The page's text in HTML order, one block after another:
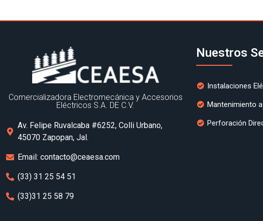
Comercializadora Electromecánica y Accesorios
Eléctricos S.A. DE C.V.
Av. Felipe Ruvalcaba #6252, Colli Urbano,
45070 Zapopan, Jal.
Email: contacto@ceaesa.com
(33) 31 25 54 51
(33)31 25 58 79
Nuestros
Instalaciones
Mantenimiento
Perforación